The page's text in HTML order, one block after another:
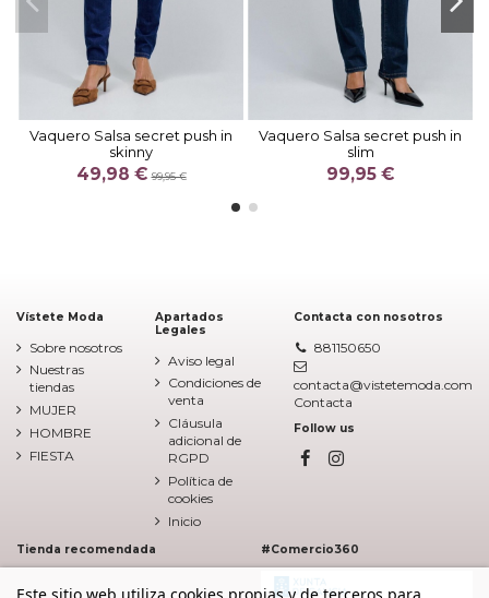
Vaquero Salsa secret push in
skinny
49,98 €99,95 €
Vaquero Salsa secret push in
slim
99,95 €
Vístete Moda
Sobre nosotros
Nuestras
tiendas
MUJER
HOMBRE
FIESTA
Apartados
Legales
Aviso legal
Condiciones de
venta
Cláusula
adicional de
RGPD
Política de
cookies
Inicio
Contacta con nosotros
881150650
contacta@vistetemoda.com
Contacta
Follow us
Tienda recomendada #Comercio360